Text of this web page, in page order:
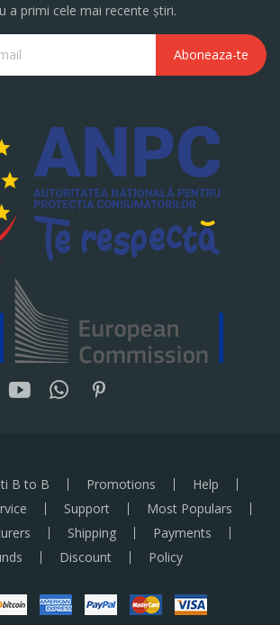
a primi cele mai recente știri.
Aboneaza-te
B to B Promotions
Help
Support
Most Populars
Shipping
Payments
Discount Policy